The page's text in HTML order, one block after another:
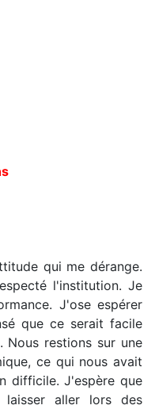
qui me dérange.
l'institution. Je
J'ose espérer
que ce serait facile
Nous restions sur une
ce qui nous avait
difficile. J'espère que
aller lors des